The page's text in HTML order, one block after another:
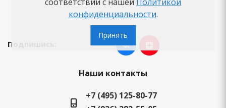
Бренды
Подпишись:
Наши контакты
+7 (495) 125-80-77
конфиденциальности.
Принять